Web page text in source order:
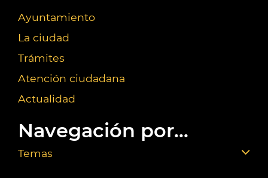
Ayuntamiento
La ciudad
Trámites
Atención ciudadana
Actualidad
Navegación por...
Temas